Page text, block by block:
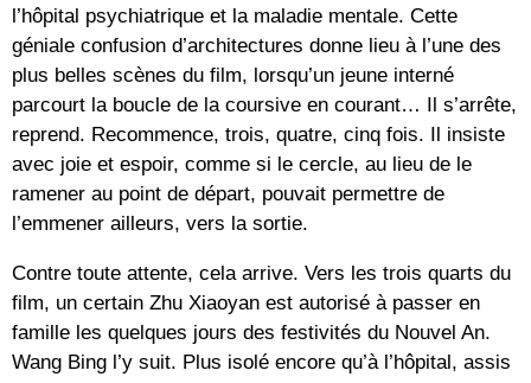
l’hôpital psychiatrique et la maladie mentale. Cette
géniale confusion d’architectures donne lieu à l’une des
plus belles scènes du film, lorsqu’un jeune interné
parcourt la boucle de la coursive en courant… Il s’arrête,
reprend. Recommence, trois, quatre, cinq fois. Il insiste
avec joie et espoir, comme si le cercle, au lieu de le
ramener au point de départ, pouvait permettre de
l’emmener ailleurs, vers la sortie.
Contre toute attente, cela arrive. Vers les trois quarts du
film, un certain Zhu Xiaoyan est autorisé à passer en
famille les quelques jours des festivités du Nouvel An.
Wang Bing l’y suit. Plus isolé encore qu’à l’hôpital, assis